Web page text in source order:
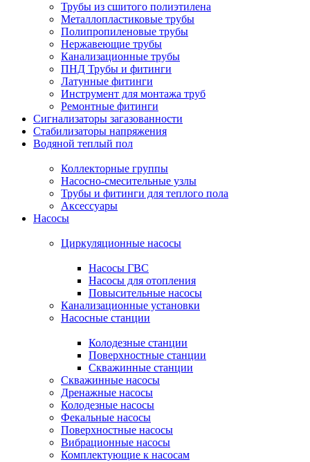
Трубы из сшитого полиэтилена
Металлопластиковые трубы
Полипропиленовые трубы
Нержавеющие трубы
Канализационные трубы
ПНД Трубы и фитинги
Латунные фитинги
Инструмент для монтажа труб
Ремонтные фитинги
Сигнализаторы загазованности
Стабилизаторы напряжения
Водяной теплый пол
Коллекторные группы
Насосно-смесительные узлы
Трубы и фитинги для теплого пола
Аксессуары
Насосы
Циркуляционные насосы
Насосы ГВС
Насосы для отопления
Повысительные насосы
Канализационные установки
Насосные станции
Колодезные станции
Поверхностные станции
Скважинные станции
Скважинные насосы
Дренажные насосы
Колодезные насосы
Фекальные насосы
Поверхностные насосы
Вибрационные насосы
Комплектующие к насосам